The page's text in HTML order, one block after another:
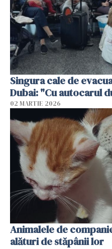
Singura cale de
Dubai: "Cu autocarul
02 MARTIE 2026
Animalele de
alături de stăpânii lor